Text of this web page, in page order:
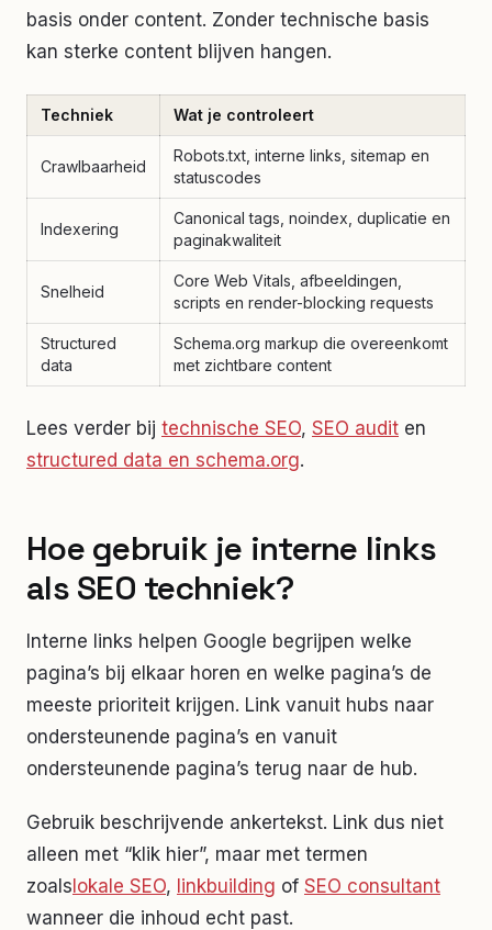
basis onder content. Zonder technische basis
kan sterke content blijven hangen.
Techniek Wat je controleert
Crawlbaarheid
Robots.txt, interne links, sitemap en
statuscodes
Indexering
Canonical tags, noindex, duplicatie en
paginakwaliteit
Snelheid
Core Web Vitals, afbeeldingen,
scripts en render-blocking requests
Structured
data
Schema.org markup die overeenkomt
met zichtbare content
Lees verder bij technische SEO, SEO audit en
structured data en schema.org.
Hoe gebruik je interne links
als SEO techniek?
Interne links helpen Google begrijpen welke
pagina’s bij elkaar horen en welke pagina’s de
meeste prioriteit krijgen. Link vanuit hubs naar
ondersteunende pagina’s en vanuit
ondersteunende pagina’s terug naar de hub.
Gebruik beschrijvende ankertekst. Link dus niet
alleen met “klik hier”, maar met termen
zoals lokale SEO, linkbuilding of SEO consultant
wanneer die inhoud echt past.